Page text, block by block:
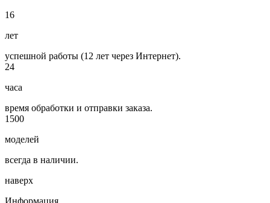
16
лет
успешной работы (12 лет через Интернет).
24
часа
время обработки и отправки заказа.
1500
моделей
всегда в наличии.
наверх
Информация